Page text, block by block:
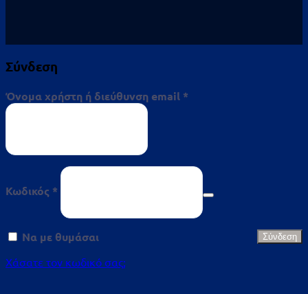
Σύνδεση
Όνομα χρήστη ή διεύθυνση email *
Κωδικός *
Απαιτείται
Να με θυμάσαι Σύνδεση
Χάσατε τον κωδικό σας;